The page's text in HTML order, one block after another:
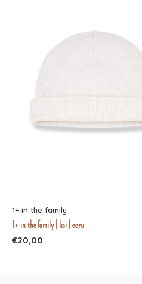
1+ in the family
1+ in the family | kai | ecru
€20,00